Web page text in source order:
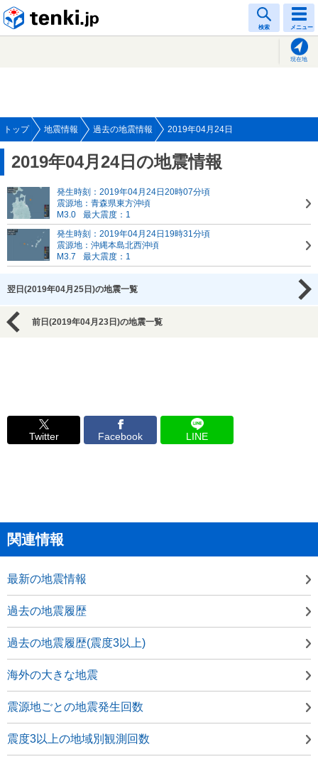
検索 メニュー
現在地
トップ 地震情報 過去の地震情報 2019年04月24日
2019年04月24日の地震情報
発生時刻：2019年04月24日20時07分頃
震源地：青森県東方沖頃
M3.0
最大震度：1
発生時刻：2019年04月24日19時31分頃
震源地：沖縄本島北西沖頃
M3.7
最大震度：1
翌日(2019年04月25日)の地震一覧
前日(2019年04月23日)の地震一覧
Twitter Facebook LINE
関連情報
最新の地震情報
過去の地震履歴
過去の地震履歴(震度3以上)
海外の大きな地震
震源地ごとの地震発生回数
震度3以上の地域別観測回数